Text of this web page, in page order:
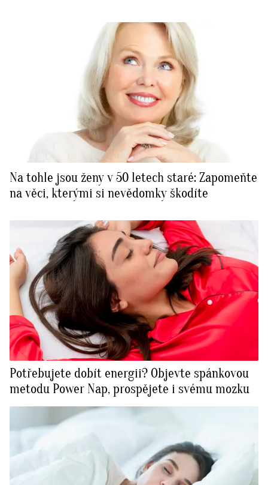
Na tohle jsou ženy v 50 letech staré: Zapomeňte
na věci, kterými si nevědomky škodíte
Potřebujete dobít energii? Objevte spánkovou
metodu Power Nap, prospějete i svému mozku